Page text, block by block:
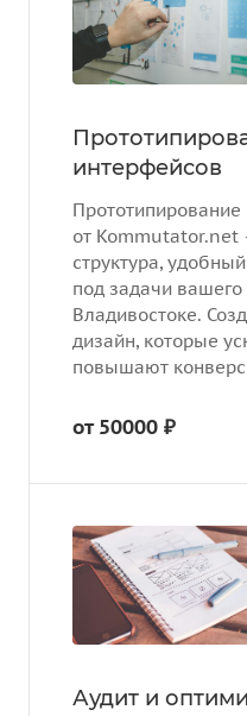
интерфейсов
от Kommutator.net
структура,
под задачи вашего
Владивостоке.
дизайн, которые
повышают
от 50000 ₽
Аудит и